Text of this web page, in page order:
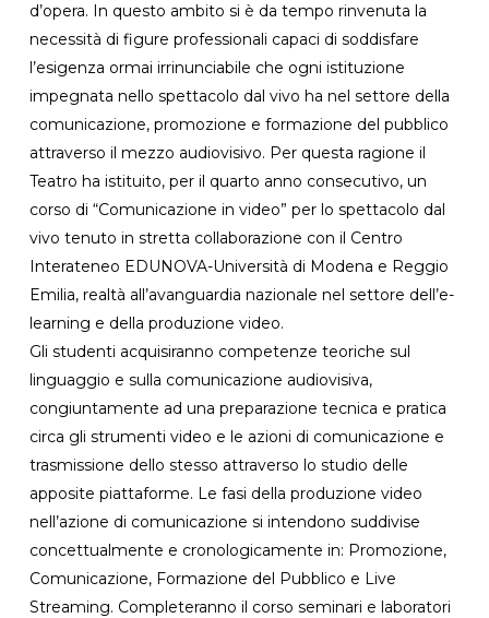
d’opera. In questo ambito si è da tempo rinvenuta la
necessità di figure professionali capaci di soddisfare
l’esigenza ormai irrinunciabile che ogni istituzione
impegnata nello spettacolo dal vivo ha nel settore della
comunicazione, promozione e formazione del pubblico
attraverso il mezzo audiovisivo. Per questa ragione il
Teatro ha istituito, per il quarto anno consecutivo, un
corso di “Comunicazione in video” per lo spettacolo dal
vivo tenuto in stretta collaborazione con il Centro
Interateneo EDUNOVA-Università di Modena e Reggio
Emilia, realtà all’avanguardia nazionale nel settore dell’e-
learning e della produzione video.
Gli studenti acquisiranno competenze teoriche sul
linguaggio e sulla comunicazione audiovisiva,
congiuntamente ad una preparazione tecnica e pratica
circa gli strumenti video e le azioni di comunicazione e
trasmissione dello stesso attraverso lo studio delle
apposite piattaforme. Le fasi della produzione video
nell’azione di comunicazione si intendono suddivise
concettualmente e cronologicamente in: Promozione,
Comunicazione, Formazione del Pubblico e Live
Streaming. Completeranno il corso seminari e laboratori